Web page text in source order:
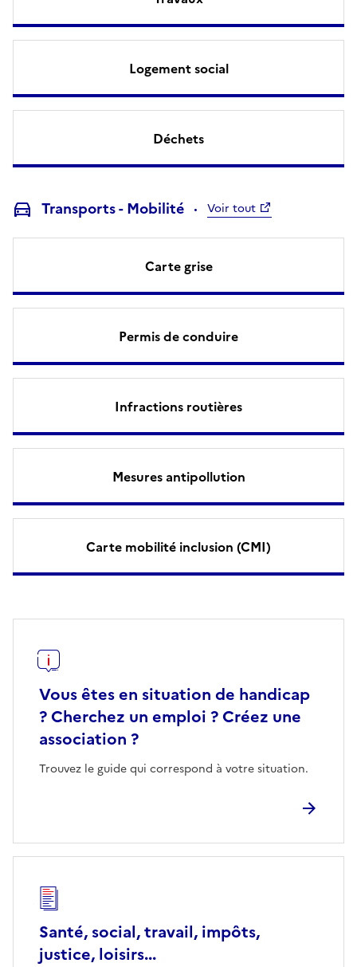
Logement social
Déchets
Transports - Mobilité Voir tout
Carte grise
Permis de conduire
Infractions routières
Mesures antipollution
Carte mobilité inclusion (CMI)
Vous êtes en situation de handicap
? Cherchez un emploi ? Créez une
association ?
Trouvez le guide qui correspond à votre situation.
Santé, social, travail, impôts,
justice, loisirs...